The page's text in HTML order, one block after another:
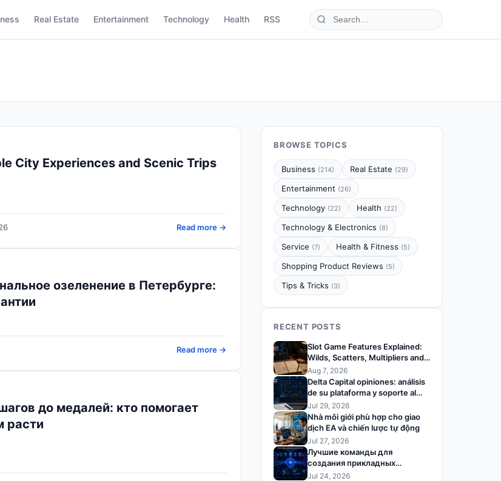
Real Estate Entertainment Technology Health RSS
City Experiences and Scenic Trips
Read more →
озеленение в Петербурге:
Read more →
до медалей: кто помогает
расти
BROWSE TOPICS
Business (214) Real Estate (29)
Entertainment (26)
Technology (22) Health (22)
Technology & Electronics (8)
Service (7) Health & Fitness (5)
Shopping Product Reviews (5)
Tips & Tricks (3)
RECENT POSTS
Slot Game Features Explained:
Wilds, Scatters, Multipliers and
Bonus Rounds
Aug 7, 2026
Delta Capital opiniones: análisis
de su plataforma y soporte al
trader
Jul 29, 2026
Nhà môi giới phù hợp cho giao
dịch EA và chiến lược tự động
Jul 27, 2026
Лучшие команды для
создания прикладных
решений на базе ИИ
Jul 24, 2026